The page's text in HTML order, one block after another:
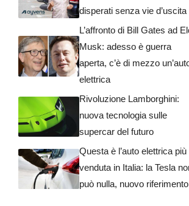
disperati senza vie d’uscita
L’affronto di Bill Gates ad
Musk: adesso è guerra
aperta, c’è di mezzo
elettrica
Rivoluzione Lamborghini:
nuova tecnologia sulle
supercar del futuro
Questa è l’auto elettrica più
venduta in Italia: la Tesla
può nulla, nuovo riferimento